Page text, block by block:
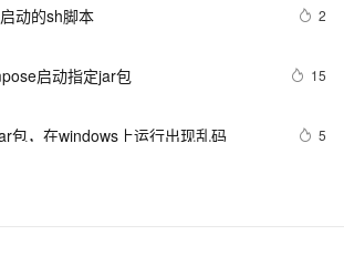
动的sh脚本 2
启动指定jar包 15
包，在windows上运行出现乱码 5
DEX 加密 ( 常用 Android 反编译工具 |